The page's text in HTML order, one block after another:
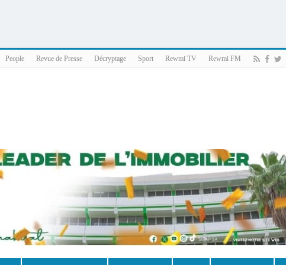
People Revue de Presse Décryptage Sport Rewmi TV Rewmi FM